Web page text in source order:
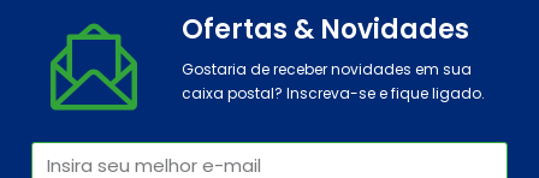
Ofertas & Novidades
Gostaria de receber novidades em sua
caixa postal? Inscreva-se e fique ligado.